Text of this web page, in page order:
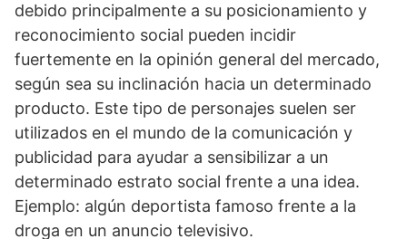
debido principalmente a su posicionamiento y
reconocimiento social pueden incidir
fuertemente en la opinión general del mercado,
según sea su inclinación hacia un determinado
producto. Este tipo de personajes suelen ser
utilizados en el mundo de la comunicación y
publicidad para ayudar a sensibilizar a un
determinado estrato social frente a una idea.
Ejemplo: algún deportista famoso frente a la
droga en un anuncio televisivo.